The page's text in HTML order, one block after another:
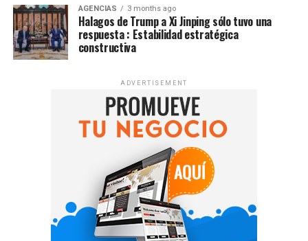
AGENCIAS 3 months ago
Halagos de Trump a Xi Jinping sólo tuvo una
respuesta : Estabilidad estratégica
constructiva
ADVERTISEMENT